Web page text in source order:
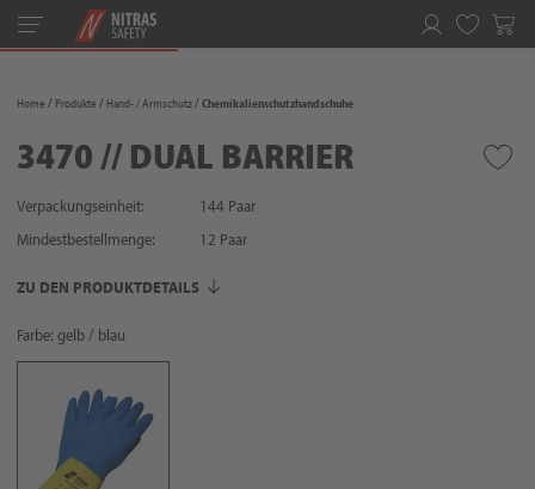
Toggle
navigation
Home Produkte Hand- / Armschutz Chemikalienschutzhandschuhe
3470 // DUAL BARRIER
Verpackungseinheit:
144 Paar
Mindestbestellmenge:
12 Paar
ZU DEN PRODUKTDETAILS
Farbe: gelb / blau